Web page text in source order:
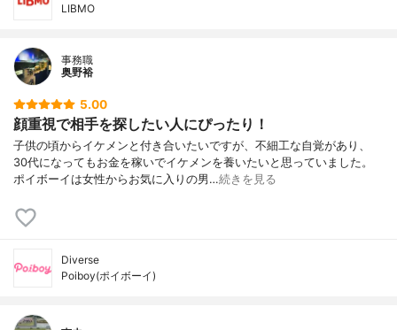
LIBMO
事務職
奥野裕
5.00
顔重視で相手を探したい人にぴったり！
子供の頃からイケメンと付き合いたいですが、不細工な自覚があり、
30代になってもお金を稼いでイケメンを養いたいと思っていました。
ポイボーイは女性からお気に入りの男…続きを見る
Diverse
Poiboy(ポイボーイ)